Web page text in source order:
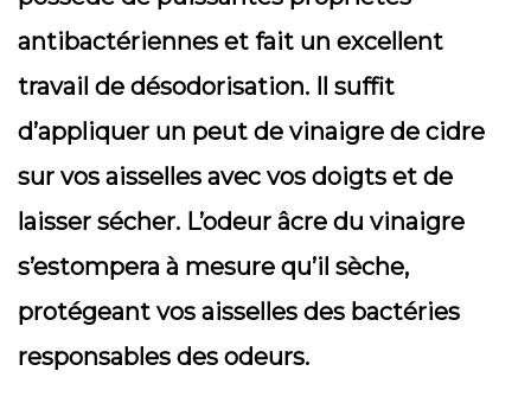
antibactériennes et fait un excellent
travail de désodorisation. Il suffit
d’appliquer un peut de vinaigre de cidre
sur vos aisselles avec vos doigts et de
laisser sécher. L’odeur âcre du vinaigre
s’estompera à mesure qu’il sèche,
protégeant vos aisselles des bactéries
responsables des odeurs.